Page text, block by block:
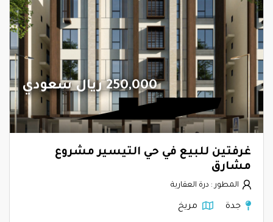
250,000 ريال سعودي
غرفتين للبيع في حي التيسير مشروع
مشارق
المطور : درة العقارية
جدة مريخ